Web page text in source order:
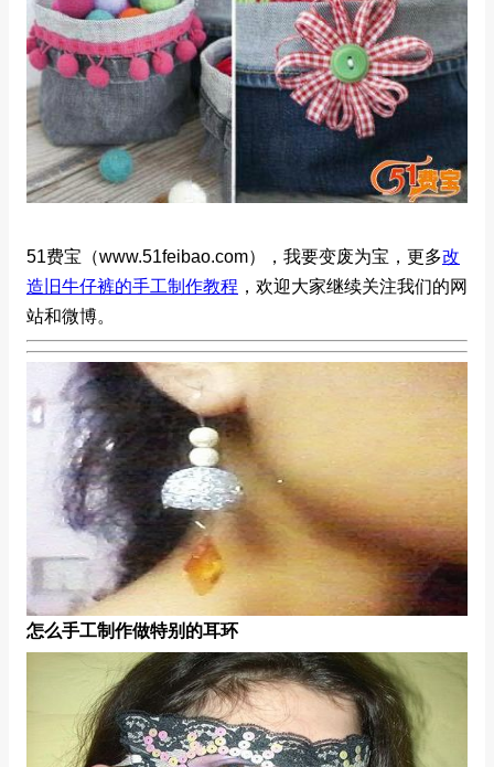
51费宝（www.51feibao.com），我要变废为宝，更多改
造旧牛仔裤的手工制作教程 ，欢迎大家继续关注我们的网
站和微博。
怎么手工制作做特别的耳环